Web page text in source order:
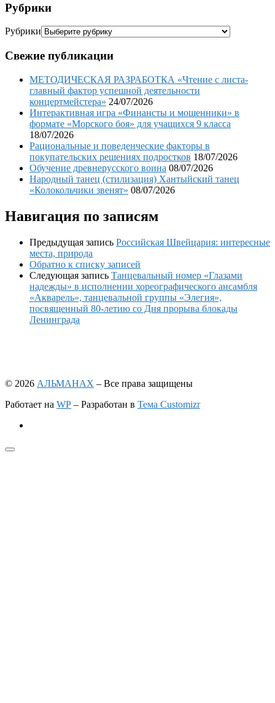
Рубрики
Рубрики
Свежие публикации
МЕТОДИЧЕСКАЯ РАЗРАБОТКА «Чтение с листа-
главный фактор успешной деятельности
концертмейстера» 24/07/2026
Интерактивная игра «Финансты и мошенники» в
формате «Морского боя» для учащихся 9 класса
18/07/2026
Рациональные и поведенческие факторы в
покупательских решениях подростков 18/07/2026
Обучение древнерусского воина 08/07/2026
Народный танец (стилизация) Хантыйский танец
«Колокольчики звенят» 08/07/2026
Навигация по записям
Предыдущая запись Российская Швейцария: интересные
места, природа
Обратно к списку записей
Следующая запись Танцевальный номер «Глазами
надежды» в исполнении хореографического ансамбля
«Акварель», танцевальной группы «Элегия»,
посвященный 80-летию со Дня прорыва блокады
Ленинграда
© 2026 АЛЬМАНАХ – Все права защищены
Работает на WP – Разработан в Тема Customizr